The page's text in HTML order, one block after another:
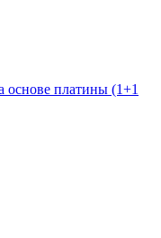
основе платины (1+1